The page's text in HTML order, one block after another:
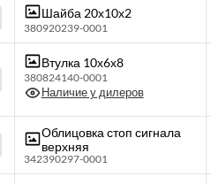
Шайба 20х10х2
380920239-0001
Втулка 10х6х8
380824140-0001
Наличие у дилеров
Облицовка стоп сигнала
верхняя
342390297-0001